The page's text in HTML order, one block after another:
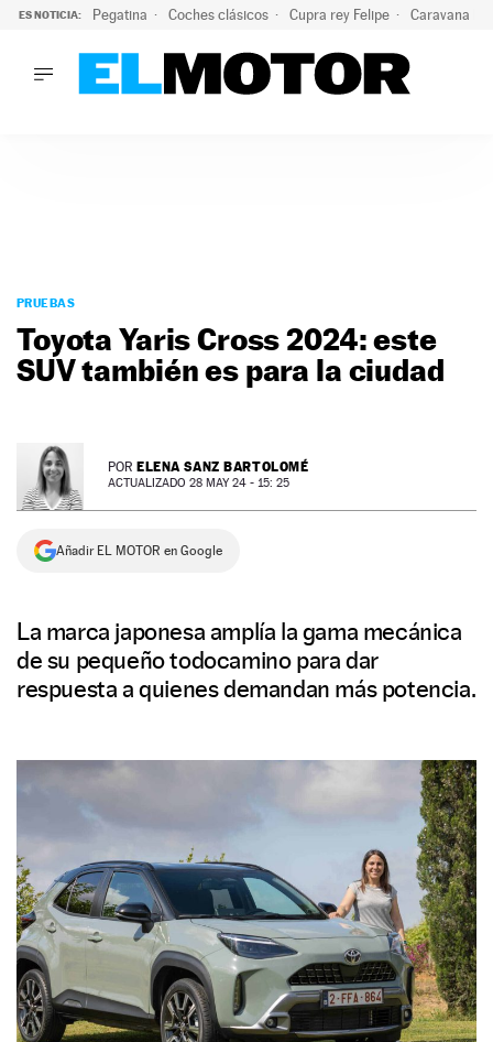
ES NOTICIA: Pegatina Coches clásicos Cupra rey Felipe Caravana
PODCAST
MOTOS
TECNOLOGÍA
PREMIOS
SERVICIOS
PRUEBAS
Toyota Yaris Cross 2024: este
SUV también es para la ciudad
POR ELENA SANZ BARTOLOMÉ
ACTUALIZADO 28 MAY 24 - 15: 25
Añadir EL MOTOR en Google
La marca japonesa amplía la gama mecánica
de su pequeño todocamino para dar
respuesta a quienes demandan más potencia.